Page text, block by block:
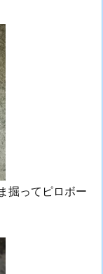
掘ってピロボー